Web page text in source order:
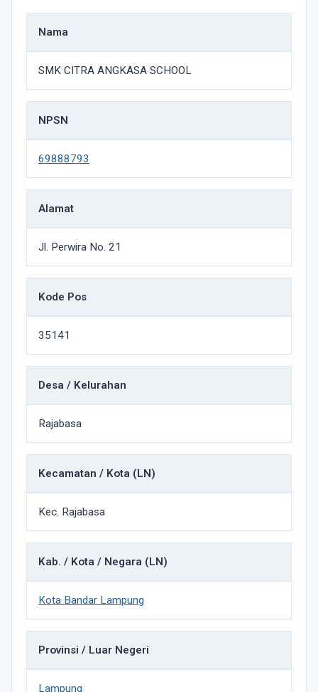
Nama
SMK CITRA ANGKASA SCHOOL
NPSN
69888793
Alamat
Jl. Perwira No. 21
Kode Pos
35141
Desa / Kelurahan
Rajabasa
Kecamatan / Kota (LN)
Kec. Rajabasa
Kab. / Kota / Negara (LN)
Kota Bandar Lampung
Provinsi / Luar Negeri
Lampung